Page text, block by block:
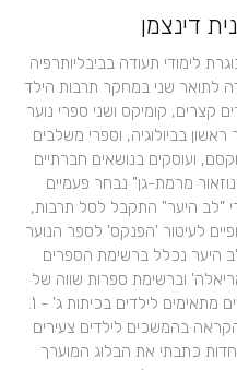
דינצמן
לימודי תעודה בביבליותרפיה
לתואר שני במחקר תרבות הילד
קומיקס ושני ספרי נוער
בביולוגיה, וספרי משלבים
ועוסקים בנושאים חברתיים
מרמת-גן" נבחר פעמיים
היער" התקבל לסל תרבות,
לעיטור 'הפנקס' לספר הנוער
נכלל ברשימת הספרים
וברשימת ספרות שווה של
לילדים בכיתות ג' - ו'.
בהמשכים לילדים צעירים
כתבתי את הבלוג המוערך